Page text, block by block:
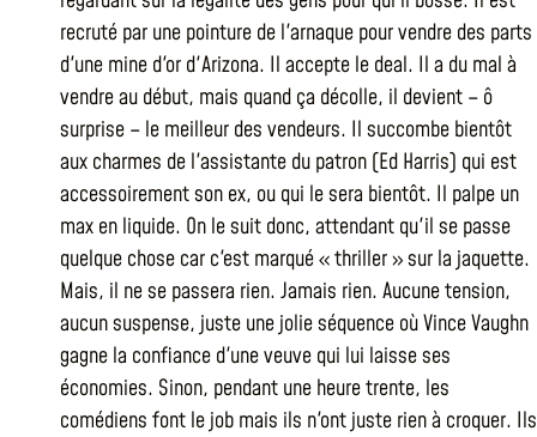
recruté par une pointure de l'arnaque pour vendre des parts
d'une mine d'or d'Arizona. Il accepte le deal. Il a du mal à
vendre au début, mais quand ça décolle, il devient – ô
surprise – le meilleur des vendeurs. Il succombe bientôt
aux charmes de l'assistante du patron (Ed Harris) qui est
accessoirement son ex, ou qui le sera bientôt. Il palpe un
max en liquide. On le suit donc, attendant qu'il se passe
quelque chose car c'est marqué « thriller » sur la jaquette.
Mais, il ne se passera rien. Jamais rien. Aucune tension,
aucun suspense, juste une jolie séquence où Vince Vaughn
gagne la confiance d'une veuve qui lui laisse ses
économies. Sinon, pendant une heure trente, les
comédiens font le job mais ils n'ont juste rien à croquer. Ils